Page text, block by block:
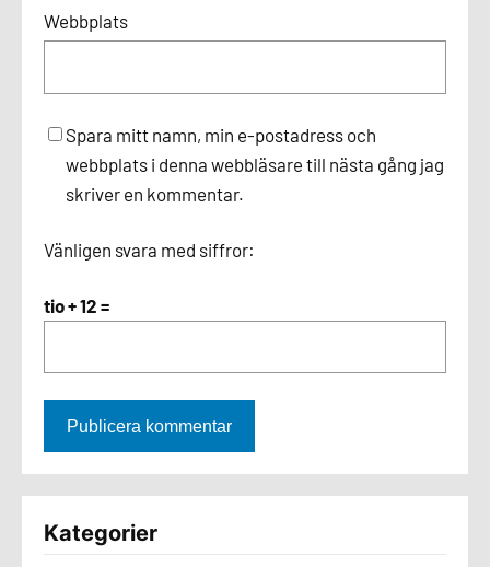
Webbplats
Spara mitt namn, min e-postadress och
webbplats i denna webbläsare till nästa gång jag
skriver en kommentar.
Vänligen svara med siffror:
tio + 12 =
Kategorier